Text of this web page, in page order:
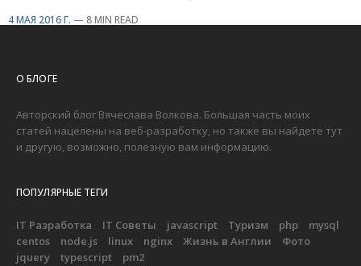
4 МАЯ 2016 Г. — 8 MIN READ
О БЛОГЕ
Авторский блог Вячеслава Волкова. Большая часть моих
статей нацелены на веб-разработку, но также вы найдете тут
и другую, возможно, полезную вам информацию.
ПОПУЛЯРНЫЕ ТЕГИ
IT Разработка IT Советы javascript Туризм php
mysql
centos
node.js linux nginx Жизнь в Англии
Фото
jquery
typescript pm2